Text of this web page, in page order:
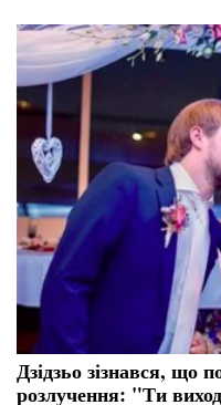
Дзідзьо зізнався, що
розлучення: "Ти